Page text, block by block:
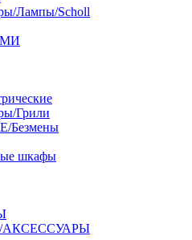
Лампы/Scholl
Грили
шкафы